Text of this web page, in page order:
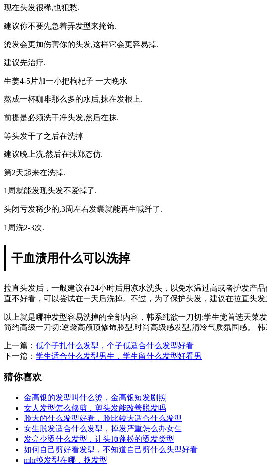
现在头发很稀,也犯愁.
建议你不要先急着弄发型来掩饰.
烫发会更加伤害你的头发,这样它会更容易掉.
建议先治疗.
生姜4-5片加一小把枸杞子 一大晚水
熬成一杯咖啡那么多的水后,抹在发根上.
前提是必须洗干净头发,然后在抹.
等头发干了之后在洗掉
建议晚上洗,然后在抹郑态仿.
第2天起来在洗掉.
1周就能发现头发不爱掉了.
头闭亏发稀少的,3周左右发囊就能再生喊纤了.
1周洗2-3次.
干血渍用什么可以洗掉
拉直头发后，一般建议在24小时后用凉水洗头，以免水温过高或者护发产
直不好看，可以尝试在一天后洗掉。不过，为了保护头发，建议在拉直头
以上就是哪种发型容易洗掉的全部内容，韩系纯欲一刀切:学生党首选天菜
简约高级一刀切:逆袭高颅顶修饰脸型,时尚高级感发型,清冷气质氛围感。
上一篇： 低个子扎什么发型，个子低适合什么发型好看
下一篇： 学生适合什么发型男生，学生留什么发型好看男
猜你喜欢
金高银的发型叫什么烫，金高银短发剧照
女人发型怎么修剪，剪头发能改善脱发吗
脸大的什么发型好看，脸比较大适合什么发型
女生脱发适合什么发型，掉发严重怎么办女生
发亮少烫什么发型，让头顶蓬松的烫发类型
如何自己剪好看发型，不知道自己剪什么头型好看
mhr换发型在哪，换发型